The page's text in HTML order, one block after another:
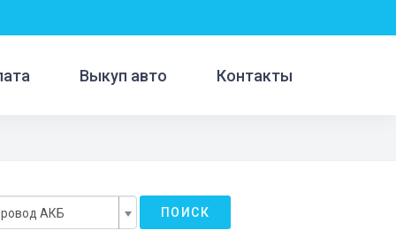
Выкуп авто Контакты
АКБ ПОИСК